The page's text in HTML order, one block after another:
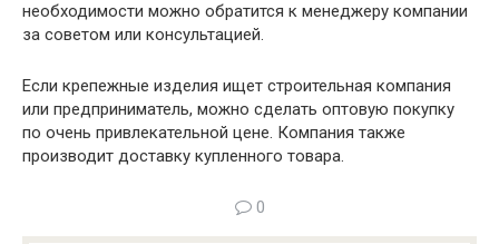
необходимости можно обратится к менеджеру компании
за советом или консультацией.
Если крепежные изделия ищет строительная компания
или предприниматель, можно сделать оптовую покупку
по очень привлекательной цене. Компания также
производит доставку купленного товара.
0